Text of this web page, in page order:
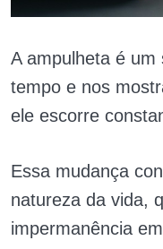
A ampulheta é
tempo e nos
ele escorre
Essa mudança
natureza da vida,
impermanência